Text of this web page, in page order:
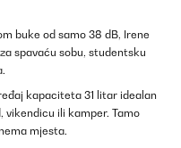
buke od samo 38 dB, Irene
spavaću sobu, studentsku
kapaciteta 31 litar idealan
vikendicu ili kamper. Tamo
mjesta.